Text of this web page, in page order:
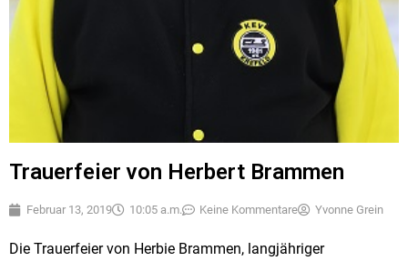
Trauerfeier von Herbert Brammen
Februar 13, 2019 10:05 a.m. Keine Kommentare Yvonne Grein
Die Trauerfeier von Herbie Brammen, langjähriger